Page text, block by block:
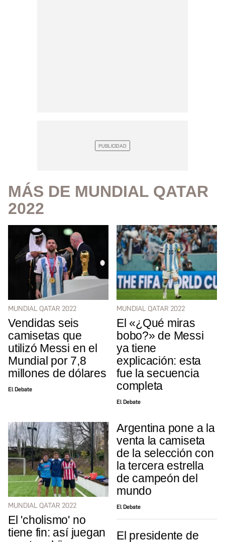
MÁS DE MUNDIAL QATAR
2022
MUNDIAL QATAR 2022
Vendidas seis
camisetas que
utilizó Messi en el
Mundial por 7,8
millones de dólares
El Debate
MUNDIAL QATAR 2022
El «¿Qué miras
bobo?» de Messi
ya tiene
explicación: esta
fue la secuencia
completa
El Debate
MUNDIAL QATAR 2022
El 'cholismo' no
tiene fin: así juegan
Argentina pone a la
venta la camiseta
de la selección con
la tercera estrella
de campeón del
mundo
El Debate
El presidente de